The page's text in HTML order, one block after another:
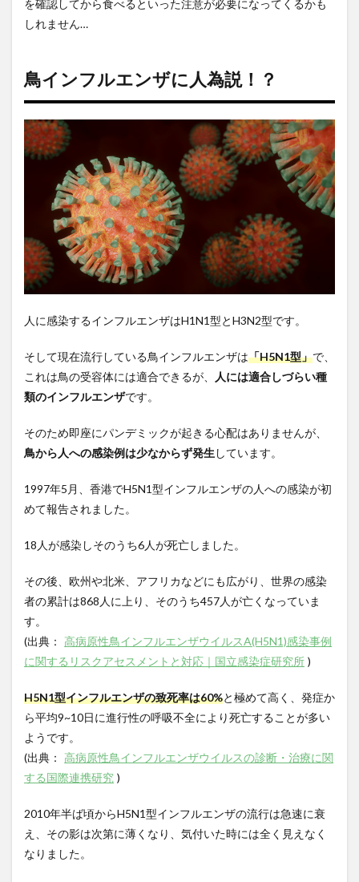
を確認してから食べるといった注意が必要になってくるかも
しれません…
鳥インフルエンザに人為説！？
人に感染するインフルエンザはH1N1型とH3N2型です。
そして現在流行している鳥インフルエンザは「H5N1型」で、
これは鳥の受容体には適合できるが、
人には適合しづらい種
類のインフルエンザです。
そのため即座にパンデミックが起きる心配はありませんが、
鳥から人への感染例は少なからず発生 しています。
1997年5 月、香港でH5N1型インフルエンザの人への感染が初
めて報告されました。
18 人が感染しそのうち6人が死亡しました。
その後、欧州や北米、アフリカなどにも広がり、世界の感染
者の累計は868 人に上り、そのうち457人が亡くなっていま
す。
(出典： 高病原性鳥インフルエンザウイルスA(H5N1)感染事例
に関するリスクアセスメントと対応｜国立感染症研究所 )
H5N1型インフルエンザの致死率は60%と極めて高く、発症か
ら平均9~10日に進行性の呼吸不全により死亡することが多い
ようです。
(出典： 高病原性鳥インフルエンザウイルスの診断・治療に関
する国際連携研究 )
2010年半ば頃からH5N1型インフルエンザの流行は急速に衰
え、その影は次第に薄くなり、気付いた時には全く見えなく
なりました。